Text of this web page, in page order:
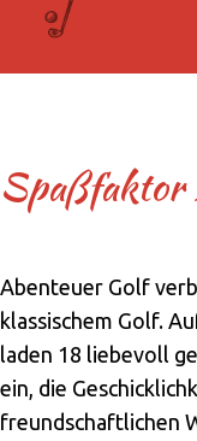
Spaßfaktor
Abenteuer Golf
klassischem Golf.
laden 18 liebevoll
ein, die
freundschaftlichen